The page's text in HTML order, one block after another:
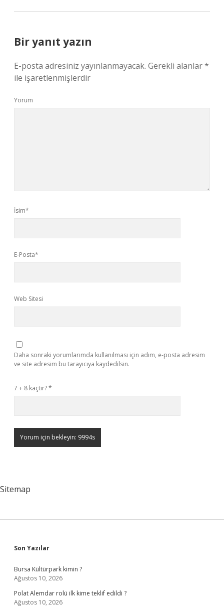
Bir yanıt yazın
E-posta adresiniz yayınlanmayacak. Gerekli alanlar*
ile işaretlenmişlerdir
Yorum
İsim*
E-Posta*
Web Sitesi
Daha sonraki yorumlarımda kullanılması için adım, e-posta adresim
ve site adresim bu tarayıcıya kaydedilsin.
7 + 8 kaçtır?*
Sitemap
Sidebar
Son Yazılar
Bursa Kültürpark kimin ?
Ağustos 10, 2026
Polat Alemdar rolü ilk kime teklif edildi ?
Ağustos 10, 2026